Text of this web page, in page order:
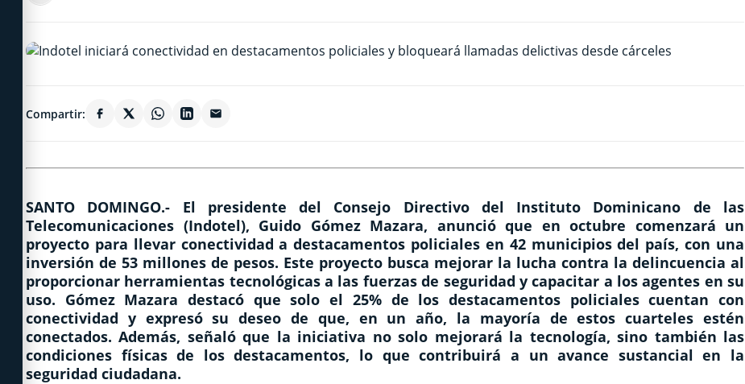
Compartir:
SANTO DOMINGO.- El presidente del Consejo Directivo del Instituto Dominicano de las
Telecomunicaciones (Indotel), Guido Gómez Mazara, anunció que en octubre comenzará un
proyecto para llevar conectividad a destacamentos policiales en 42 municipios del país, con una
inversión de 53 millones de pesos. Este proyecto busca mejorar la lucha contra la delincuencia al
proporcionar herramientas tecnológicas a las fuerzas de seguridad y capacitar a los agentes en su
uso. Gómez Mazara destacó que solo el 25% de los destacamentos policiales cuentan con
conectividad y expresó su deseo de que, en un año, la mayoría de estos cuarteles estén
conectados. Además, señaló que la iniciativa no solo mejorará la tecnología, sino también las
condiciones físicas de los destacamentos, lo que contribuirá a un avance sustancial en la
seguridad ciudadana.